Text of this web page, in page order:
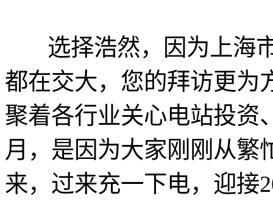
选择浩然，因为上海市
都在交大，您的拜访更为
聚着各行业关心电站投资
月，是因为大家刚刚从繁
来，过来充一下电，迎接